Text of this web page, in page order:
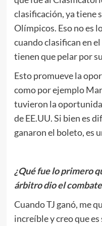
clasificación, ya tiene
Olímpicos. Eso no es
cuando clasifican en
tienen que pelar por
Esto promueve la
como por ejemplo
tuvieron la
de EE.UU. Si bien es
ganaron el boleto, es
¿Qué fue lo primero
árbitro dio el combate
Cuando TJ ganó, me
increíble y creo que